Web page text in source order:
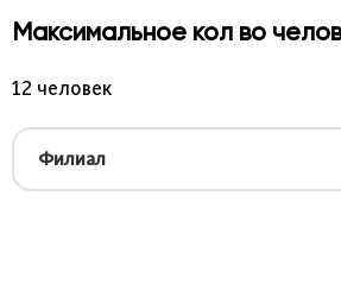
Максимальное кол во
12 человек